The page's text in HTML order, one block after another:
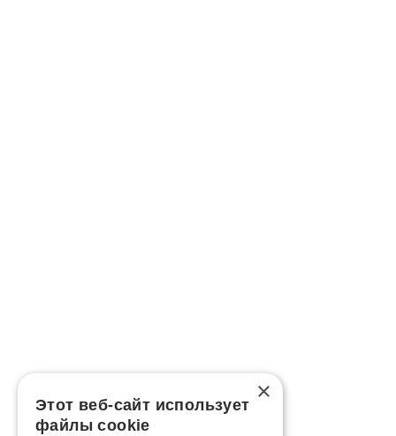
×
Этот веб-сайт использует
файлы cookie